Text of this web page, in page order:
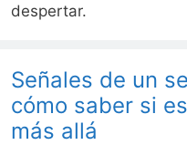
despertar.
Señales de un
cómo saber si
más allá